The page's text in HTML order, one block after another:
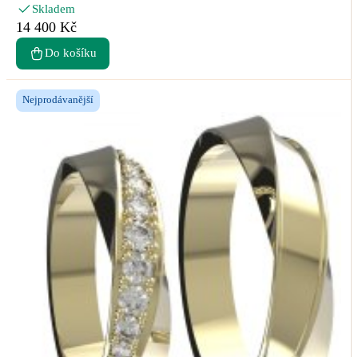
Skladem
14 400 Kč
Do košíku
Nejprodávanější